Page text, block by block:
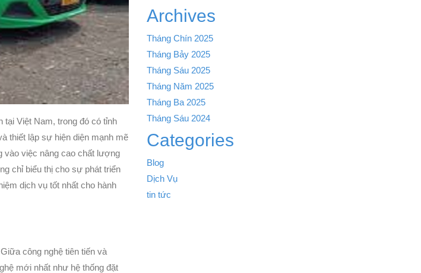
Việt Nam, trong đó có tỉnh
thiết lập sự hiện diện mạnh mẽ
vào việc nâng cao chất lượng
chỉ biểu thị cho sự phát triển
dịch vụ tốt nhất cho hành
công nghệ tiên tiến và
mới nhất như hệ thống đặt
Archives
Tháng Chín 2025
Tháng Bảy 2025
Tháng Sáu 2025
Tháng Năm 2025
Tháng Ba 2025
Tháng Sáu 2024
Categories
Blog
Dịch Vụ
tin tức